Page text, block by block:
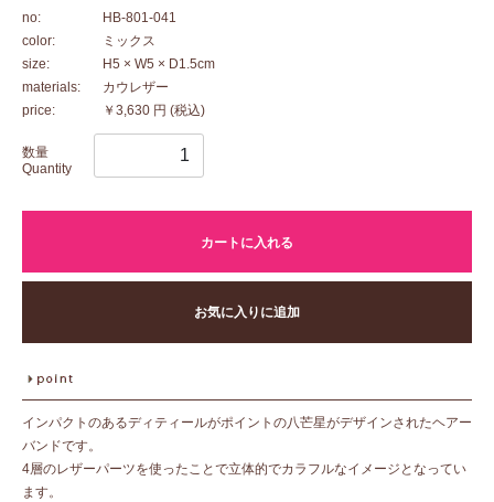
no:
HB-801-041
color:
ミックス
size:
H5 × W5 × D1.5cm
materials:
カウレザー
price:
￥3,630 円 (税込)
数量
Quantity
カートに入れる
お気に入りに追加
インパクトのあるディティールがポイントの八芒星がデザインされたヘアー
バンドです。
4層のレザーパーツを使ったことで立体的でカラフルなイメージとなってい
ます。